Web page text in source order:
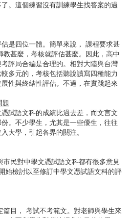
。這個練習沒有訓練學生找答案的過
四位一體。簡單來說， 課程要求甚
教甚麼，考核就評估甚麼。因此，高中
評局合編是合理的。相對大陸與台灣
多元的，考核包括聽說讀寫四種能力
性與終結性評估。不過，在實踐起來
題
語文科的成績比過去差，而文言文
。不少學生，尤其是一些優生，往往
大學，引起各界的關注。
民對中學文憑試語文科都有很多意見
始檢討以至修訂中學文憑試語文科的評
目， 考試不考範文。對老師與學生來